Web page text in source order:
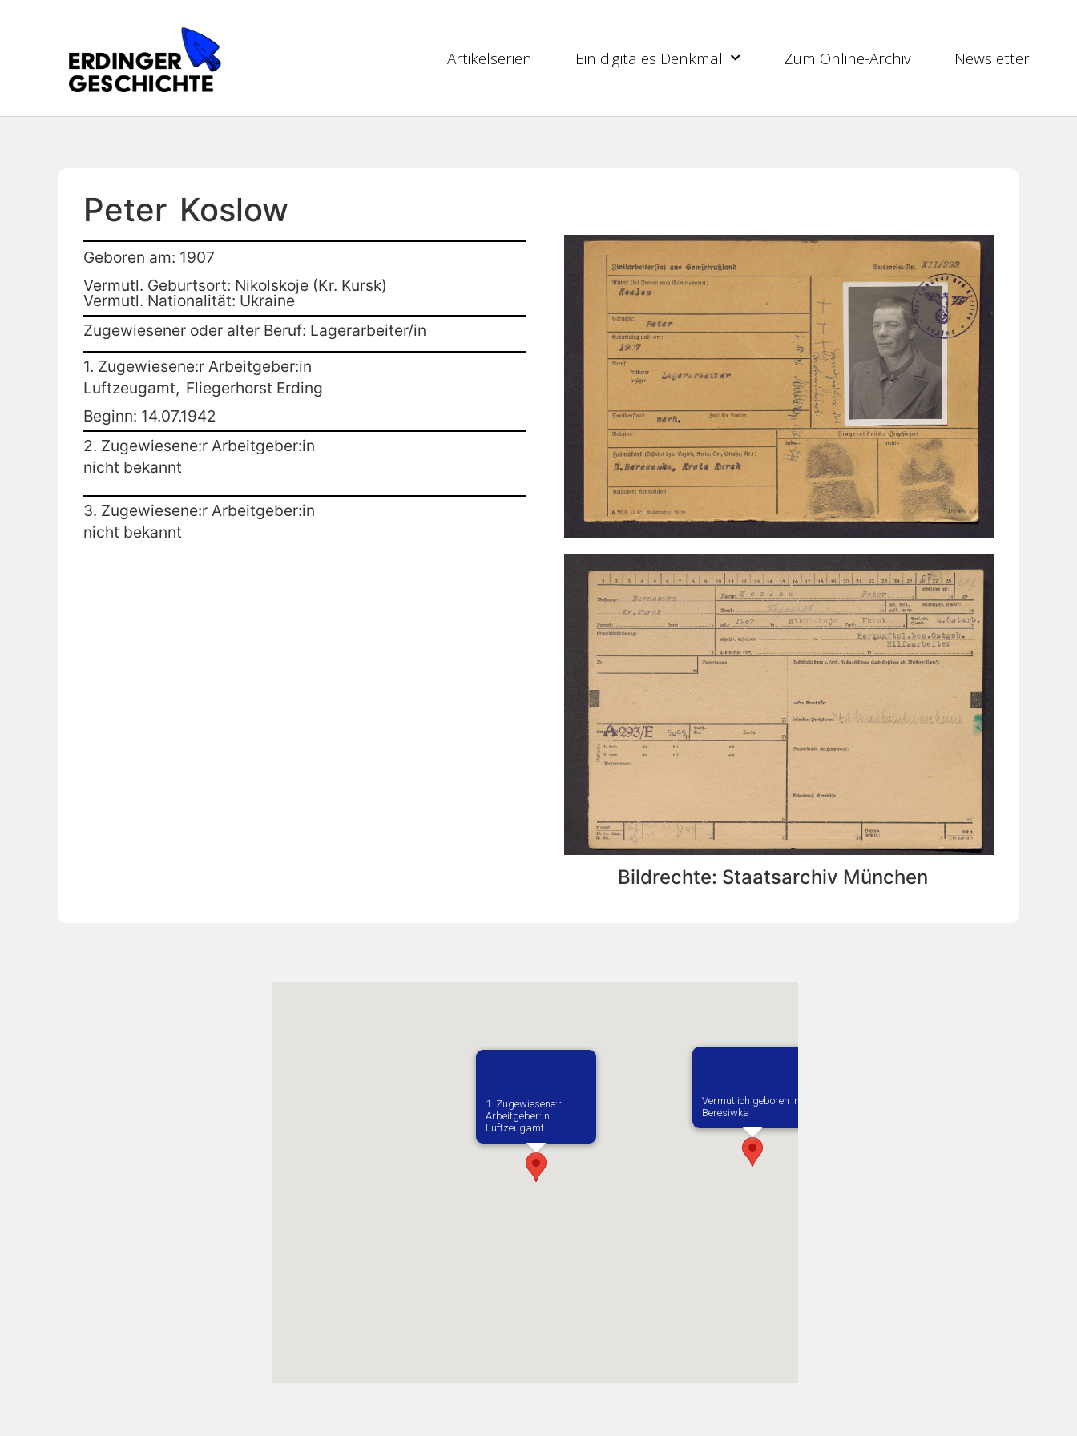
Artikelserien Ein digitales Denkmal Zum Online-Archiv Newsletter
Peter Koslow
Geboren am: 1907
Vermutl. Geburtsort: Nikolskoje (Kr. Kursk)
Vermutl. Nationalität: Ukraine
Zugewiesener oder alter Beruf: Lagerarbeiter/in
1. Zugewiesene:r Arbeitgeber:in
Luftzeugamt, Fliegerhorst Erding
Beginn: 14.07.1942
2. Zugewiesene:r Arbeitgeber:in
nicht bekannt
3. Zugewiesene:r Arbeitgeber:in
nicht bekannt
Bildrechte: Staatsarchiv München
Vermutlich geboren in
Beresiwka
1. Zugewiesene:r
Arbeitgeber:in​
Luftzeugamt